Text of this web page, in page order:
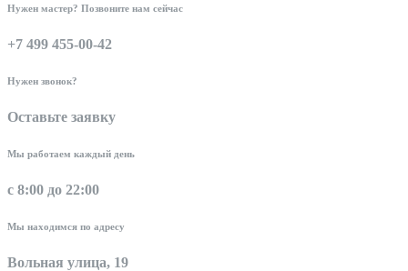
Нужен мастер? Позвоните нам сейчас
+7 499 455-00-42
Нужен звонок?
Оставьте заявку
Мы работаем каждый день
с 8:00 до 22:00
Мы находимся по адресу
Вольная улица, 19